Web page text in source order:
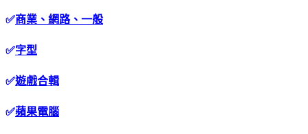
✅商業、網路、一般
✅字型
✅遊戲合輯
✅蘋果電腦